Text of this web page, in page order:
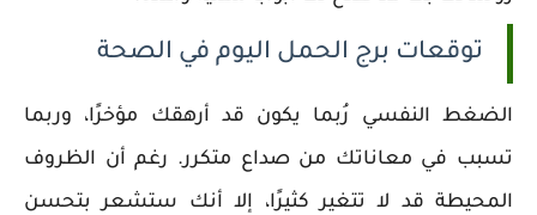
توقعات برج الحمل اليوم في الصحة
الضغط النفسي رُبما يكون قد أرهقك مؤخرًا، وربما
تسبب في معاناتك من صداع متكرر. رغم أن الظروف
المحيطة قد لا تتغير كثيرًا، إلا أنك ستشعر بتحسن